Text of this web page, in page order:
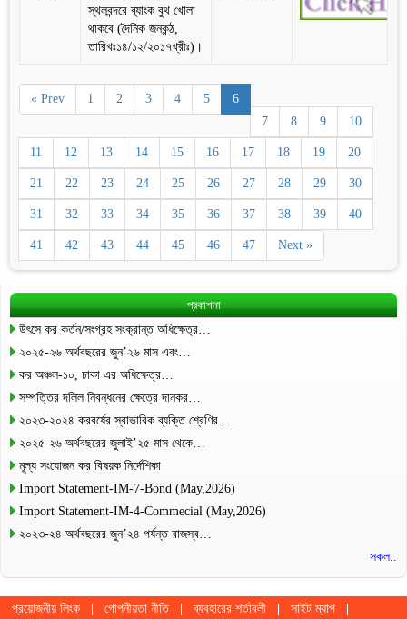
স্থলবন্দরে ব্যাংক বুথ খোলা
থাকবে (দৈনিক জনকন্ঠ,
তারিখঃ১৪/১২/২০১৭খ্রীঃ)।
« Prev 1 2 3 4 5
6
7
8 9 10
11 12 13 14 15 16 17 18 19 20
21 22 23 24 25 26 27 28 29 30
31 32 33 34 35 36 37 38 39 40
41 42 43 44 45 46 47 Next »
প্রকাশনা
উৎসে কর কর্তন/সংগ্রহ সংক্রান্ত অধিক্ষেত্র…
২০২৫-২৬ অর্থবছরের জুন’২৬ মাস এবং…
কর অঞ্চল-১০, ঢাকা এর অধিক্ষেত্র…
সম্পত্তির দলিল নিবন্ধনের ক্ষেত্রে দানকর…
২০২৩-২০২৪ করবর্ষের স্বাভাবিক ব্যক্তি শ্রেণির…
২০২৫-২৬ অর্থবছরের জুলাই’২৫ মাস থেকে…
মূল্য সংযোজন কর বিষয়ক নির্দেশিকা
Import Statement-IM-7-Bond (May,2026)
Import Statement-IM-4-Commecial (May,2026)
২০২৩-২৪ অর্থবছরের জুন’২৪ পর্যন্ত রাজস্ব…
সকল..
প্রয়োজনীয় লিংক গোপনীয়তা নীতি ব্যবহারের শর্তাবলী সাইট ম্যাপ